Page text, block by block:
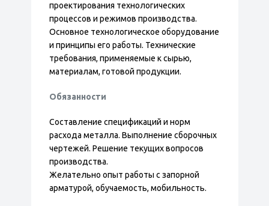
проектирования технологических
процессов и режимов производства.
Основное технологическое оборудование
и принципы его работы. Технические
требования, применяемые к сырью,
материалам, готовой продукции.
Обязанности
Составление спецификаций и норм
расхода металла. Выполнение сборочных
чертежей. Решение текущих вопросов
производства.
Желательно опыт работы с запорной
арматурой, обучаемость, мобильность.